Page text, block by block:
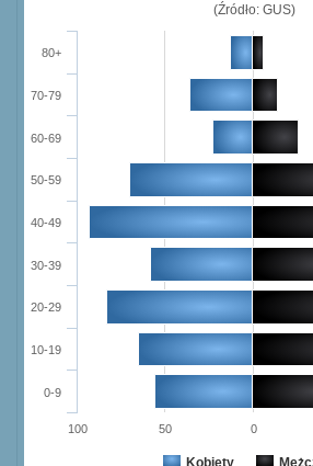
(Źródło: GUS)
Kobiety
0-9
10-19
20-29
30-39
40-49
50-59
60-69
70-79
80+
100 50 0